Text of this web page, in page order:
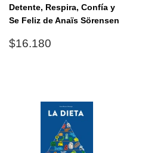
Detente, Respira, Confía y
Se Feliz de Anaïs Sörensen
Precio
$16.180